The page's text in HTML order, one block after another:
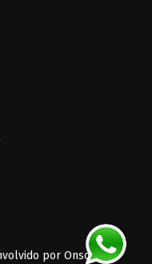
por Onsoft